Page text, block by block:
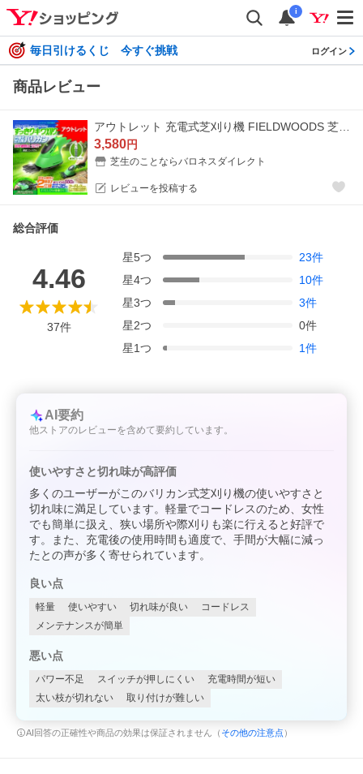
i
毎日引けるくじ 今すぐ挑戦 ログイン
商品レビュー
3,580円
芝生のことならバロネスダイレクト
レビューを投稿する
総合評価
4.46
37件
星5つ 23件
星4つ 10件
星3つ 3件
星2つ 0件
星1つ 1件
AI要約
他ストアのレビューを含めて要約しています。
使いやすさと切れ味が高評価
多くのユーザーがこのバリカン式芝刈り機の使いやすさと
切れ味に満足しています。軽量でコードレスのため、女性
でも簡単に扱え、狭い場所や際刈りも楽に行えると好評で
す。また、充電後の使用時間も適度で、手間が大幅に減っ
たとの声が多く寄せられています。
良い点
軽量 使いやすい 切れ味が良い
コードレス
メンテナンスが簡単
悪い点
パワー不足 スイッチが押しにくい
充電時間が短い
太い枝が切れない
取り付けが難しい
AI回答の正確性や商品の効果は保証されません（ その他の注意点 ）